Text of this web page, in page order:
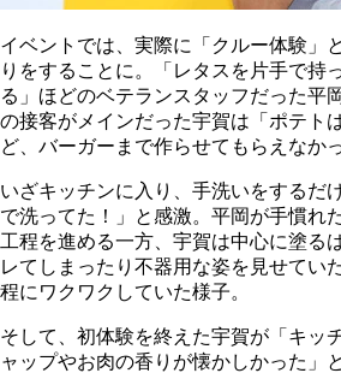
イベントでは、実際に「クルー体験」
りをすることに。「レタスを片手で持
る」ほどのベテランスタッフだった平
の接客がメインだった宇賀は「ポテト
ど、バーガーまで作らせてもらえなか
いざキッチンに入り、手洗いをするだ
で洗ってた！」と感激。平岡が手慣れ
工程を進める一方、宇賀は中心に塗る
レてしまったり不器用な姿を見せてい
程にワクワクしていた様子。
そして、初体験を終えた宇賀が「キッ
ャップやお肉の香りが懐かしかった」